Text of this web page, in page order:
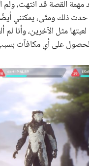
مهمة القصة قد انتهت،
ذلك ومتّى، يمكنني
مثل الآخرين، وأنا
الحصول على أي مكافآت